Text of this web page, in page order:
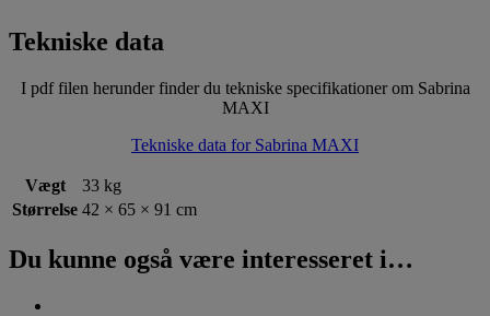
Tekniske data
I pdf filen herunder finder du tekniske specifikationer om Sabrina
MAXI
Tekniske data for Sabrina MAXI
Vægt
33 kg
Størrelse 42 × 65 × 91 cm
Du kunne også være interesseret i…